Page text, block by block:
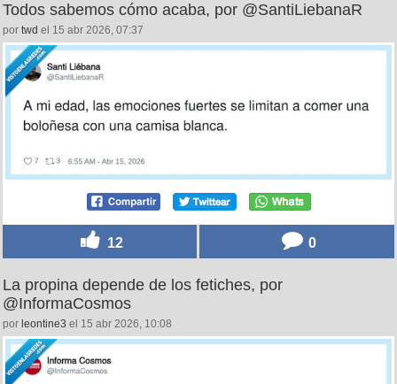
Todos sabemos cómo acaba, por @SantiLiebanaR
por twd el 15 abr 2026, 07:37
12 0
La propina depende de los fetiches, por
@InformaCosmos
por leontine3 el 15 abr 2026, 10:08